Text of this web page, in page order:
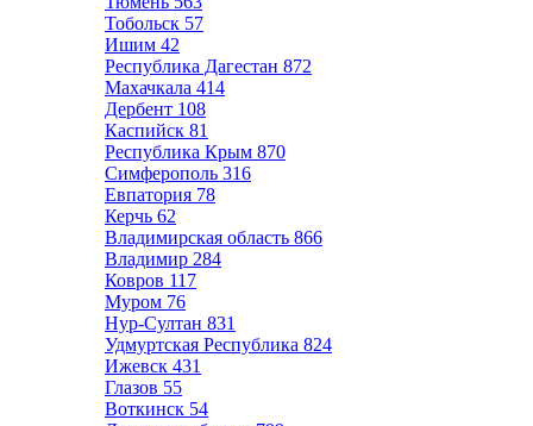
Тобольск 57
Ишим 42
Республика Дагестан 872
Махачкала 414
Дербент 108
Каспийск 81
Республика Крым 870
Симферополь 316
Евпатория 78
Керчь 62
Владимирская область 866
Владимир 284
Ковров 117
Муром 76
Нур-Султан 831
Удмуртская Республика 824
Ижевск 431
Глазов 55
Воткинск 54